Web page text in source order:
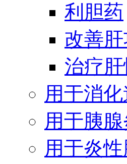
利胆药
改善
治疗
用于消
用于胰
用于炎